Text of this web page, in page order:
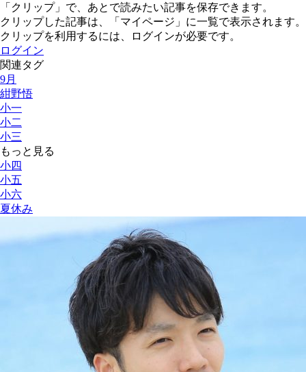
「クリップ」で、あとで読みたい記事を保存できます。
クリップした記事は、「マイページ」に一覧で表示されます。
クリップを利用するには、ログインが必要です。
ログイン
関連タグ
9月
紺野悟
小一
小二
小三
もっと見る
小四
小五
小六
夏休み